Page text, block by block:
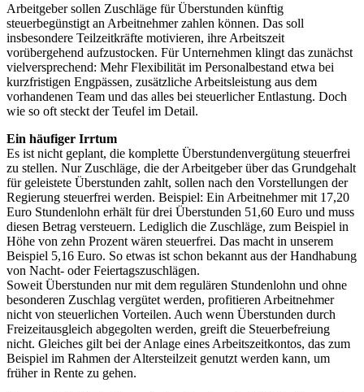
Arbeitgeber sollen Zuschläge für Überstunden künftig
steuerbegünstigt an Arbeitnehmer zahlen können. Das soll
insbesondere Teilzeitkräfte motivieren, ihre Arbeitszeit
vorübergehend aufzustocken. Für Unternehmen klingt das zunächst
vielversprechend: Mehr Flexibilität im Personalbestand etwa bei
kurzfristigen Engpässen, zusätzliche Arbeitsleistung aus dem
vorhandenen Team und das alles bei steuerlicher Entlastung. Doch
wie so oft steckt der Teufel im Detail.
Ein häufiger Irrtum
Es ist nicht geplant, die komplette Überstundenvergütung steuerfrei
zu stellen. Nur Zuschläge, die der Arbeitgeber über das Grundgehalt
für geleistete Überstunden zahlt, sollen nach den Vorstellungen der
Regierung steuerfrei werden. Beispiel: Ein Arbeitnehmer mit 17,20
Euro Stundenlohn erhält für drei Überstunden 51,60 Euro und muss
diesen Betrag versteuern. Lediglich die Zuschläge, zum Beispiel in
Höhe von zehn Prozent wären steuerfrei. Das macht in unserem
Beispiel 5,16 Euro. So etwas ist schon bekannt aus der Handhabung
von Nacht- oder Feiertagszuschlägen.
Soweit Überstunden nur mit dem regulären Stundenlohn und ohne
besonderen Zuschlag vergütet werden, profitieren Arbeitnehmer
nicht von steuerlichen Vorteilen. Auch wenn Überstunden durch
Freizeitausgleich abgegolten werden, greift die Steuerbefreiung
nicht. Gleiches gilt bei der Anlage eines Arbeitszeitkontos, das zum
Beispiel im Rahmen der Altersteilzeit genutzt werden kann, um
früher in Rente zu gehen.